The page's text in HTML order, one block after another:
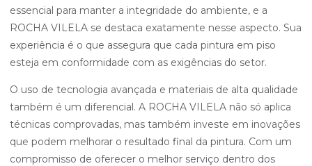
essencial para manter a integridade do ambiente, e a
ROCHA VILELA se destaca exatamente nesse aspecto. Sua
experiência é o que assegura que cada pintura em piso
esteja em conformidade com as exigências do setor.
O uso de tecnologia avançada e materiais de alta qualidade
também é um diferencial. A ROCHA VILELA não só aplica
técnicas comprovadas, mas também investe em inovações
que podem melhorar o resultado final da pintura. Com um
compromisso de oferecer o melhor serviço dentro dos